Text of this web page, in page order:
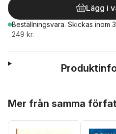
Lägg i
Beställningsvara. Skickas inom
249 kr.
Mer från samma